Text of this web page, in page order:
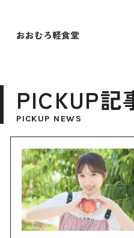
おおむろ軽食堂
PICKUP記
PICKUP NEWS